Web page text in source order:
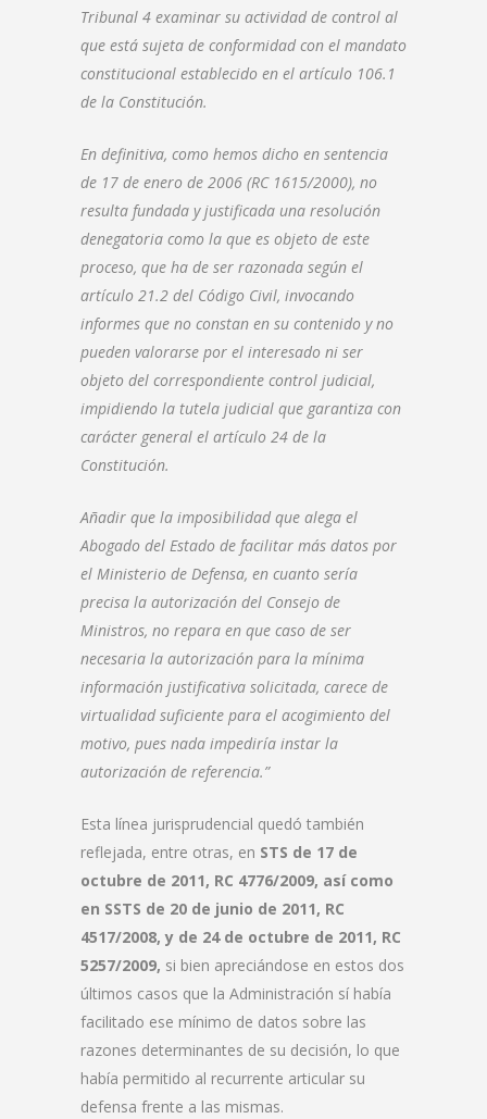
Tribunal 4 examinar su actividad de control al
que está sujeta de conformidad con el mandato
constitucional establecido en el artículo 106.1
de la Constitución.
En definitiva, como hemos dicho en sentencia
de 17 de enero de 2006 (RC 1615/2000), no
resulta fundada y justificada una resolución
denegatoria como la que es objeto de este
proceso, que ha de ser razonada según el
artículo 21.2 del Código Civil, invocando
informes que no constan en su contenido y no
pueden valorarse por el interesado ni ser
objeto del correspondiente control judicial,
impidiendo la tutela judicial que garantiza con
carácter general el artículo 24 de la
Constitución.
Añadir que la imposibilidad que alega el
Abogado del Estado de facilitar más datos por
el Ministerio de Defensa, en cuanto sería
precisa la autorización del Consejo de
Ministros, no repara en que caso de ser
necesaria la autorización para la mínima
información justificativa solicitada, carece de
virtualidad suficiente para el acogimiento del
motivo, pues nada impediría instar la
autorización de referencia.”
Esta línea jurisprudencial quedó también
reflejada, entre otras, en STS de 17 de
octubre de 2011, RC 4776/2009, así como
en SSTS de 20 de junio de 2011, RC
4517/2008, y de 24 de octubre de 2011, RC
5257/2009, si bien apreciándose en estos dos
últimos casos que la Administración sí había
facilitado ese mínimo de datos sobre las
razones determinantes de su decisión, lo que
había permitido al recurrente articular su
defensa frente a las mismas.